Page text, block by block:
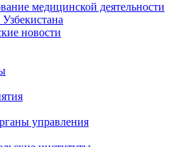
медицинской деятельности
новости
управления